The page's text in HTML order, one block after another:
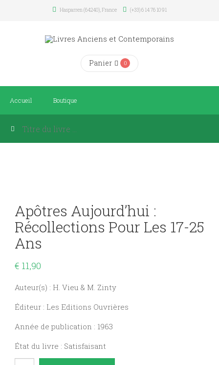
Hasparren (64240), France (+33) 6 14 76 10 91
Panier 0
Accueil Boutique
Apôtres Aujourd’hui :
Récollections Pour Les 17-25
Ans
€ 11,90
Auteur(s) : H. Vieu & M. Zinty
Éditeur : Les Editions Ouvrières
Année de publication : 1963
État du livre : Satisfaisant